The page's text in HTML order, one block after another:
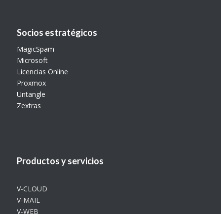
Socios estratégicos
MagicSpam
Microsoft
Licencias Online
Proxmox
Untangle
Zextras
Productos y servicios
V-CLOUD
V-MAIL
V-WEB